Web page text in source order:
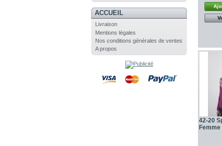
ACCUEIL
Livraison
Mentions légales
Nos conditions générales de ventes
A propos
42-20
Femme